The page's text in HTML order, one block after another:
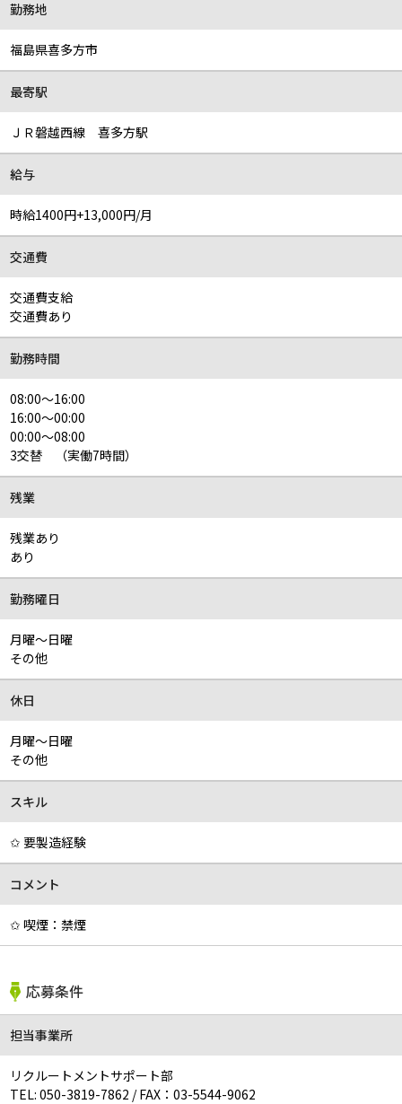
勤務地
福島県喜多方市
最寄駅
ＪＲ磐越西線 喜多方駅
給与
時給1400円+13,000円/月
交通費
交通費支給
交通費あり
勤務時間
08:00～16:00
16:00～00:00
00:00～08:00
3交替 （実働7時間）
残業
残業あり
あり
勤務曜日
月曜～日曜
その他
休日
月曜～日曜
その他
スキル
✩ 要製造経験
コメント
✩ 喫煙：禁煙
応募条件
担当事業所
リクルートメントサポート部
TEL:050-3819-7862 /FAX：03-5544-9062